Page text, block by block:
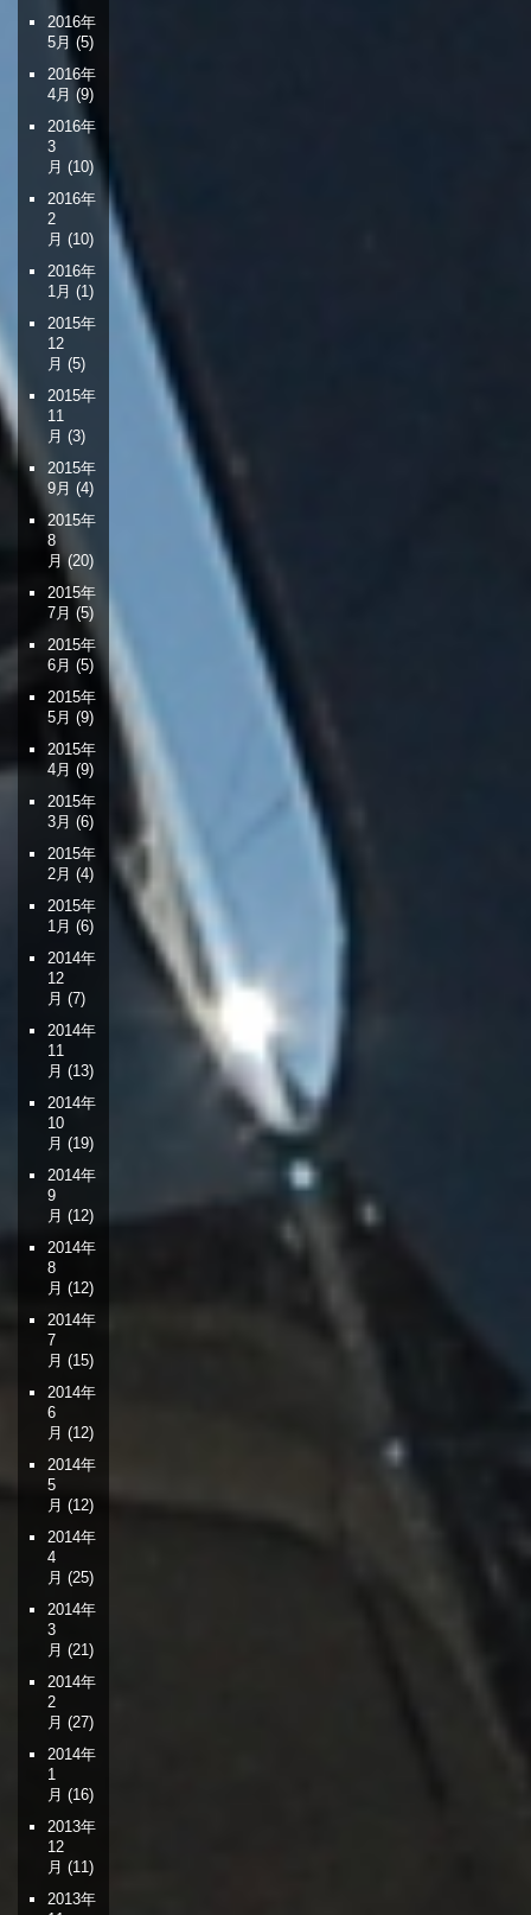
2016年
5月 (5)
2016年
4月 (9)
2016年
3
月 (10)
2016年
2
月 (10)
2016年
1月 (1)
2015年
12
月 (5)
2015年
11
月 (3)
2015年
9月 (4)
2015年
8
月 (20)
2015年
7月 (5)
2015年
6月 (5)
2015年
5月 (9)
2015年
4月 (9)
2015年
3月 (6)
2015年
2月 (4)
2015年
1月 (6)
2014年
12
月 (7)
2014年
11
月 (13)
2014年
10
月 (19)
2014年
9
月 (12)
2014年
8
月 (12)
2014年
7
月 (15)
2014年
6
月 (12)
2014年
5
月 (12)
2014年
4
月 (25)
2014年
3
月 (21)
2014年
2
月 (27)
2014年
1
月 (16)
2013年
12
月 (11)
2013年